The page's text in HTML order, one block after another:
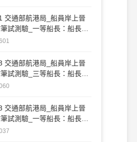
交通部航港局_船員岸上晉
試測驗_一等船長：船長實
交通部航港局_船員岸上晉
試測驗_三等船長：船長實
交通部航港局_船員岸上晉
試測驗_一等船長：船長實